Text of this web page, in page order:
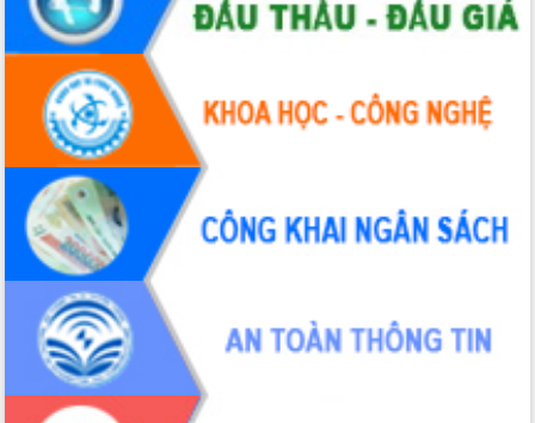
Ứng dụng sinh trắc học - Bước tiến
trong hành trình chuyển đổi số tại Đắk
Đắk Lắk nâng cao hiệu quả công tác
Đảng từ Sổ tay đảng viên điện tử
Đắk Lắk đẩy mạnh nuôi biển công
nghệ, hướng tới phát triển thủy sản
bền vững
Tập huấn nâng cao năng lực triển khai
chuyển đổi số cho cán bộ, công chức
cấp xã
Đắk Lắk phát động hưởng ứng Ngày
Quyền của người tiêu dùng Việt Nam
2026
Đẩy mạnh cải cách hành chính, quyết
tâm đạt được mục tiêu tăng trưởng